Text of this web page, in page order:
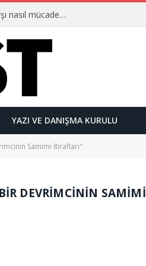
Ulusalcılar kimlerdir ve “Yetmez ama evet”çilere karşı nasıl mücadele ederler?
YAZI VE DANIŞMA KURULU
Samimi İtirafları"
DEVRIMCININ SAMIMI